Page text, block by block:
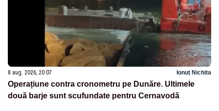
8 aug. 2026, 20:07 Ionuț Nichita
Operațiune contra cronometru pe Dunăre. Ultimele
două barje sunt scufundate pentru Cernavodă